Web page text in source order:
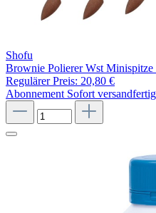
Shofu
Brownie Polierer Wst Minispitze
Regulärer Preis: 20,80 €
Abonnement Sofort versandfertig